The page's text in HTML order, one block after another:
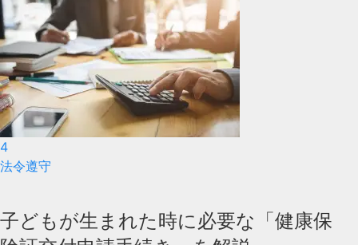
4
法令遵守
子どもが生まれた時に必要な「健康保